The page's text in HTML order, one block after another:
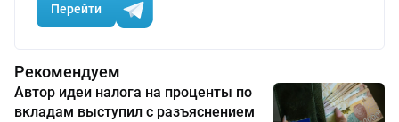
Перейти
Рекомендуем
Автор идеи налога на проценты по
вкладам выступил с разъяснением